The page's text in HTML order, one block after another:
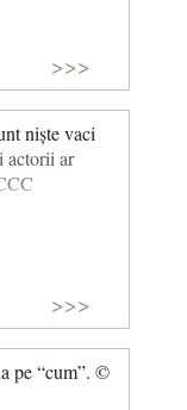
>>>
niște vaci
actorii ar
>>>
pe “cum”. ©